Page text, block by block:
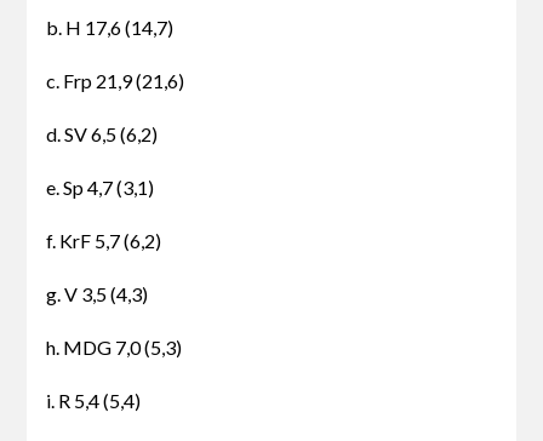
b. H 17,6 (14,7)
c. Frp 21,9 (21,6)
d. SV 6,5 (6,2)
e. Sp 4,7 (3,1)
f. KrF 5,7 (6,2)
g. V 3,5 (4,3)
h. MDG 7,0 (5,3)
i. R 5,4 (5,4)